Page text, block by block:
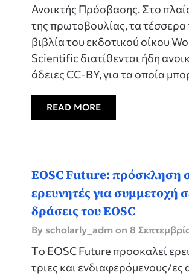
Ανοικτής Πρόσβασης. Στο
της πρωτοβουλίας, τα
βιβλία του εκδοτικού οίκου
Scientific διατίθενται ήδη
άδειες CC-BY, για τα οποία
READ MORE
EOSC Future: πρόσκληση
ερευνητές για συμμετοχή
δράσεις του EOSC
By scholarly_adm on 8
Tο EOSC Future προσκαλεί
τριες και ενδιαφερόμενους/ες